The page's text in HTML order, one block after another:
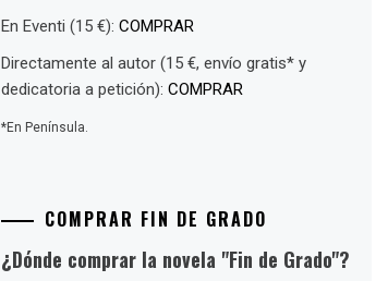
En Eventi (15 €):COMPRAR
Directamente al autor (15 €, envío gratis* y
dedicatoria a petición):COMPRAR
*En Península.
COMPRAR FIN DE GRADO
¿Dónde comprar la novela "Fin de Grado"?